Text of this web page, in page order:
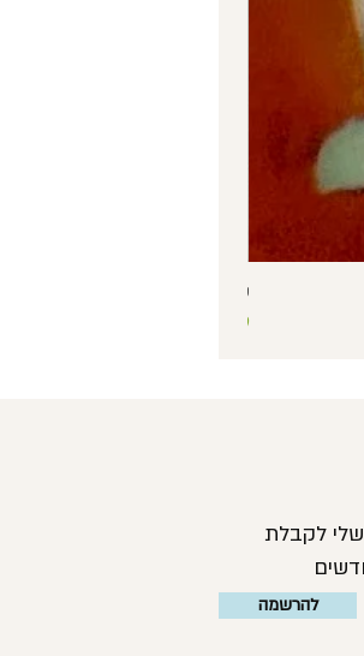
שרשרת כסף 925 עם תליון קופסה בצורת לב ואבן סגולה – תליון נפתח וינטג'
מחיר
לקבלת
להרשמה